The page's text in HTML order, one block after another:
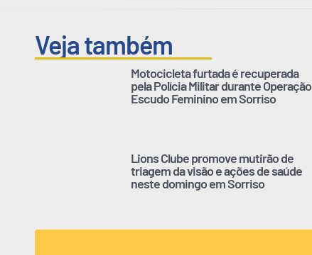
Veja também
Motocicleta furtada é recuperada
pela Polícia Militar durante Operação
Escudo Feminino em Sorriso
Lions Clube promove mutirão de
triagem da visão e ações de saúde
neste domingo em Sorriso